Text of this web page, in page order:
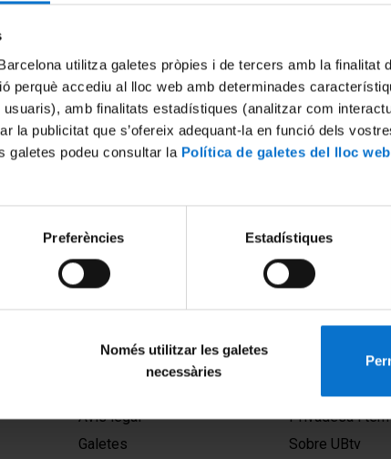
utilitza galetes pròpies i de tercers amb la finalitat
perquè accediu al lloc web amb determinades
usuaris), amb finalitats estadístiques (analitzar com
la publicitat que s’ofereix adequant-la en funció dels
galetes podeu consultar la Política de galetes del lloc
Preferències Estadístiques
Només utilitzar les galetes
necessàries
Avís legal
Galetes
Privadesa i
Sobre UBtv